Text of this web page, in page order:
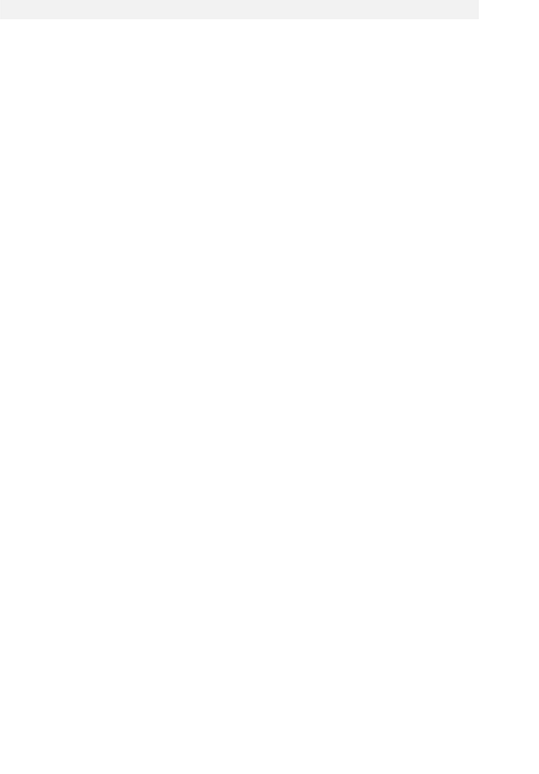
service possible, nous utilisons
selon la fréquentation.